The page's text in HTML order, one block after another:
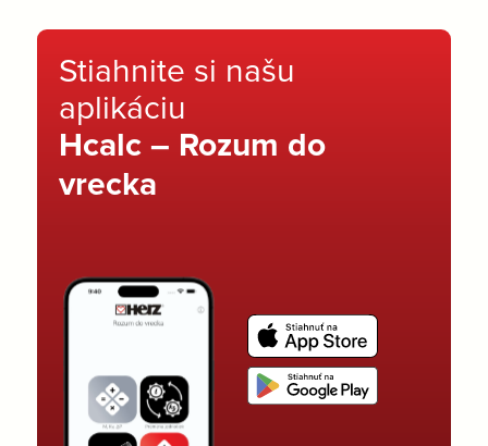
Stiahnite si našu
aplikáciu
Hcalc – Rozum do
vrecka